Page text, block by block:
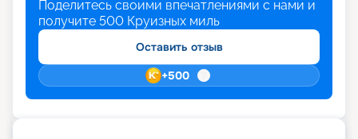
Поделитесь своими впечатлениями с нами и
получите 500 Круизных миль
Оставить отзыв
+500